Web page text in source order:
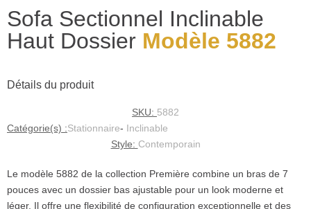
Sofa Sectionnel Inclinable
Haut Dossier Modèle 5882
Détails du produit
SKU: 5882
Catégorie(s) :Stationnaire- Inclinable
Style: Contemporain
Le modèle 5882 de la collection Première combine un bras de 7
pouces avec un dossier bas ajustable pour un look moderne et
léger. Il offre une flexibilité de configuration exceptionnelle et des